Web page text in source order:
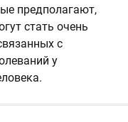
предполагают,
стать очень
с
у